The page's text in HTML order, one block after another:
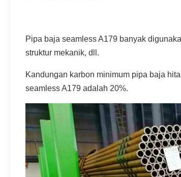
Pipa baja seamless A179 banyak
struktur mekanik, dll.
Kandungan karbon minimum pipa baja
seamless A179 adalah 20%.